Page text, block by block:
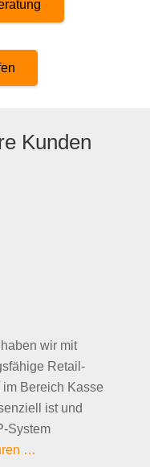
Kunden
wir mit
Retail-
Bereich Kasse
ist und
System
…